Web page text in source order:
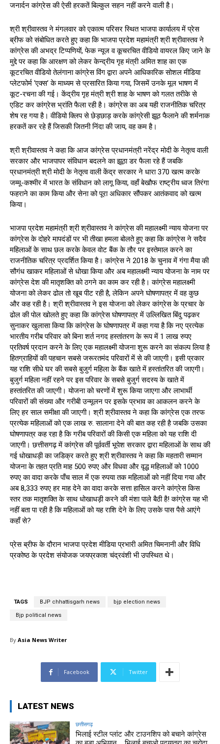
जनार्दन कांग्रेस की ऐसी हरकतें बिल्कुल सहन नहीं करने वाली है।
श्री श्रीवास्तव ने मंगलवार को एकात्म परिसर स्थित भाजपा कार्यालय में प्रेस
ब्रीफ को संबोधित करते हुए कहा कि भाजपा प्रदेश महामंत्री श्री श्रीवास्तव ने
कांग्रेस की अभद्र टिप्पणियों, फेक न्यूज व कूचरचित वीडियो वायरल किए जाने के
मुद्दे पर कहा कि आरक्षण को लेकर केन्द्रीय गृह मंत्री अमित शाह का एक
कूटरचित वीडियो तेलंगाना कांग्रेस विंग द्वारा अपने आधिकारिक सोशल मीडिया
प्लेटफोर्म ‘एक्स’ के माध्यम से प्रसारित किया गया, जिसमें उनके मूल भाषण में
कूट-रचना की गई। केंद्रीय गृह मंत्री श्री शाह के भाषण को गलत तरीके से
एडिट कर कांग्रेस भ्रांति फैला रही है। कांग्रेस का अब यही राजनीतिक चरित्र
शेष रह गया है। वीडियो क्लिप से छेड़छाड़ करके कांग्रेसी झूठ फैलाने की शर्मनाक
हरकतें कर रहे हैं जिसकी जितनी निंदा की जाय, वह कम है।
श्री श्रीवास्तव ने कहा कि आज कांग्रेस प्रधानमंत्री नरेंद्र मोदी के नेतृत्व वाली
सरकार और भाजपापर संविधान बदलने का झूठा डर फैला रहे हैं जबकि
प्रधानमंत्री श्री मोदी के नेतृत्व वाली केंद्र सरकार ने धारा 370 खत्म करके
जम्मू-कश्मीर में भारत के संविधान को लागू किया, वहाँ बेखौफ राष्ट्रीय ध्वज तिरंगा
फहराने का काम किया और सेना को पूरा अधिकार सौंपकर आतंकवाद को खत्म
किया।
भाजपा प्रदेश महामंत्री श्री श्रीवास्तव ने कांग्रेस की महालक्ष्मी न्याय योजना पर
कांग्रेस के दोहरे मापदंडों पर भी तीखा हमला बोलते हुए कहा कि कांग्रेस ने सदैव
महिलाओं के साथ छल करके केवल वोट बैंक के तौर पर इस्तेमाल करने का
राजनीतिक चरित्र प्रदर्शित किया है। कांग्रेस ने 2018 के चुनाव में गंगा मैया की
सौगंध खाकर महिलाओं से धोखा किया और अब महालक्ष्मी न्याय योजना के नाम पर
कांग्रेस देश की मातृशक्ति को ठगने का काम कर रही है। कांग्रेस महालक्ष्मी
योजना को लेकर ढोल तो खूब पीट रही है, लेकिन अपने घोषणापत्र में वह कुछ
और कह रही है। श्री श्रीवास्तव ने इस योजना को लेकर कांग्रेस के प्रचार के
ढोल की पोल खोलते हुए कहा कि कांग्रेस घोषणापत्र में उल्लिखित बिंदु पढ़कर
सुनाकर खुलासा किया कि कांग्रेस के घोषणापत्र में कहा गया है कि नए प्रत्येक
भारतीय गरीब परिवार को बिना शर्त नगद हस्तांतरण के रूप में 1 लाख रुपए
प्रतिवर्ष प्रदान करने के लिए एक महालक्ष्मी योजना शुरू करने का संकल्प लिया है
हितग्राहियों की पहचान सबसे जरूरतमंद परिवारों में से की जाएगी। इसी प्रकार
यह राशि सीधे घर की सबसे बुजुर्ग महिला के बैंक खाते में हस्तांतरित की जाएगी।
बुजुर्ग महिला नहीं रहने पर इस परिवार के सबसे बुजुर्ग सदस्य के खाते में
हस्तांतरित की जाएगी। योजना को चरणों में शुरू किया जाएगा और लाभार्थी
परिवारों की संख्या और गरीबी उन्मूलन पर इसके प्रभाव का आकलन करने के
लिए हर साल समीक्षा की जाएगी। श्री श्रीवास्तव ने कहा कि कांग्रेस एक तरफ
प्रत्येक महिलाओं को एक लाख रु. सालाना देने की बात कह रही है जबकि उसका
घोषणापत्र कह रहा है कि गरीब परिवारों की किसी एक महिला को यह राशि दी
जाएगी। छत्तीसगढ़ में कांग्रेस की पूर्ववर्ती भूपेश सरकार द्वारा महिलाओं के साथ की
गई धोखाधड़ी का जडिक्र करते हुए श्री श्रीवास्तव ने कहा कि महतारी सम्मान
योजना के तहत प्रति माह 500 रुपए और विधवा और वृद्ध महिलाओं को 1000
रुपए का वादा करके पाँच साल में एक रुपया तक महिलाओं को नहीं दिया गया और
अब 8,333 रुपए हर माह देने का वादा करके सत्ता हासिल करने कांग्रेस किस
स्तर तक मातृशक्ति के साथ धोखाधड़ी करने की मंशा पाले बैठी है! कांग्रेस यह भी
नहीं बता पा रही है कि महिलाओं को यह राशि देने के लिए उसके पास पैसे आएंगे
कहाँ से?
प्रेस ब्रीफ के दौरान भाजपा प्रदेश मीडिया प्रभारी अमित चिमनानी और विधि
प्रकोष्ठ के प्रदेश संयोजक जयप्रकाश चंद्रवंशी भी उपस्थित थे।
TAGS BJP chhattisgarh news bjp election news
Bjp political news
By Asia News Writer
Facebook Twitter
LATEST NEWS
छत्तीसगढ़
भिलाई स्टील प्लांट और टाउनशिप को बचाने कांग्रेस